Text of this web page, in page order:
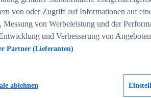
2024
von oder Zugriff auf Informationen auf
Messung von Werbeleistung und der
und Verbesserung von
Partner (Lieferanten)
ablehnen